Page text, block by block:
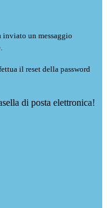
inviato un messaggio
il reset della password
di posta elettronica!